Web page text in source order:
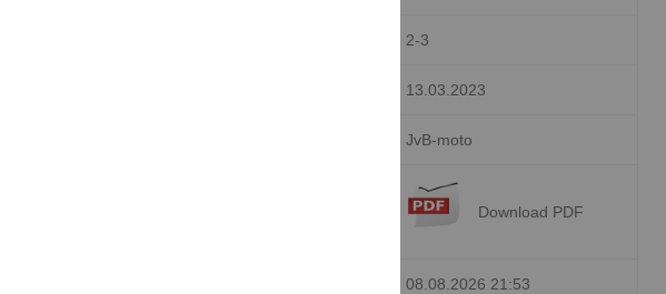
2-3
13.03.2023
JvB-moto
Download PDF
08.08.2026 21:53